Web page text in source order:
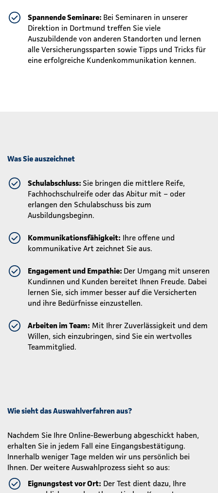
Spannende Seminare: Bei Seminaren in unserer
Direktion in Dortmund treffen Sie viele
Auszubildende von anderen Standorten und lernen
alle Versicherungssparten sowie Tipps und Tricks für
eine erfolgreiche Kundenkommunikation kennen.
Was Sie auszeichnet
Schulabschluss: Sie bringen die mittlere Reife,
Fachhochschulreife oder das Abitur mit – oder
erlangen den Schulabschuss bis zum
Ausbildungsbeginn.
Kommunikationsfähigkeit: Ihre offene und
kommunikative Art zeichnet Sie aus.
Engagement und Empathie: Der Umgang mit unseren
Kundinnen und Kunden bereitet Ihnen Freude. Dabei
lernen Sie, sich immer besser auf die Versicherten
und ihre Bedürfnisse einzustellen.
Arbeiten im Team: Mit Ihrer Zuverlässigkeit und dem
Willen, sich einzubringen, sind Sie ein wertvolles
Teammitglied.
Wie sieht das Auswahlverfahren aus?
Nachdem Sie Ihre Online-Bewerbung abgeschickt haben,
erhalten Sie in jedem Fall eine Eingangsbestätigung.
Innerhalb weniger Tage melden wir uns persönlich bei
Ihnen. Der weitere Auswahlprozess sieht so aus:
Eignungstest vor Ort: Der Test dient dazu, Ihre